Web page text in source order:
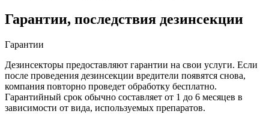
Гарантии, последствия дезинсекции
Гарантии
Дезинсекторы предоставляют гарантии на свои услуги. Если
после проведения дезинсекции вредители появятся снова,
компания повторно проведет обработку бесплатно.
Гарантийный срок обычно составляет от 1 до 6 месяцев в
зависимости от вида, используемых препаратов.